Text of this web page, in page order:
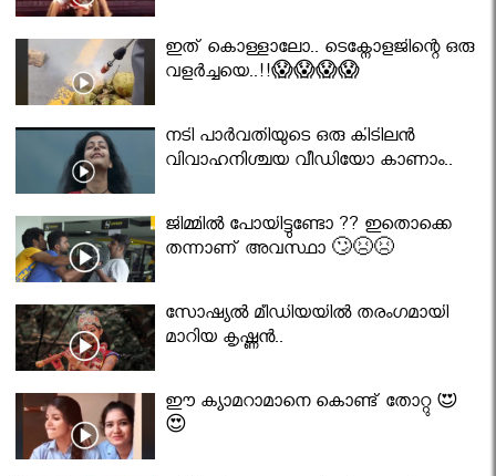
ഇത് കൊള്ളാലോ.. ടെക്നോളജിന്റെ ഒരു
വളർച്ചയെ..!!😱😱😱😱
നടി പാർവതിയുടെ ഒരു കിടിലൻ
വിവാഹനിശ്ചയ വീഡിയോ കാണാം..
ജിമ്മിൽ പോയിട്ടുണ്ടോ ?? ഇതൊക്കെ
തന്നാണ് അവസ്ഥാ 🙄😣😣
സോഷ്യൽ മീഡിയയിൽ തരംഗമായി
മാറിയ കൃഷ്ണൻ..
ഈ ക്യാമറാമാനെ കൊണ്ട് തോറ്റു 😍
😍